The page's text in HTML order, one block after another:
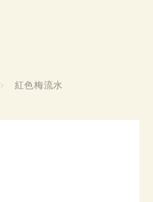
紅色梅流水